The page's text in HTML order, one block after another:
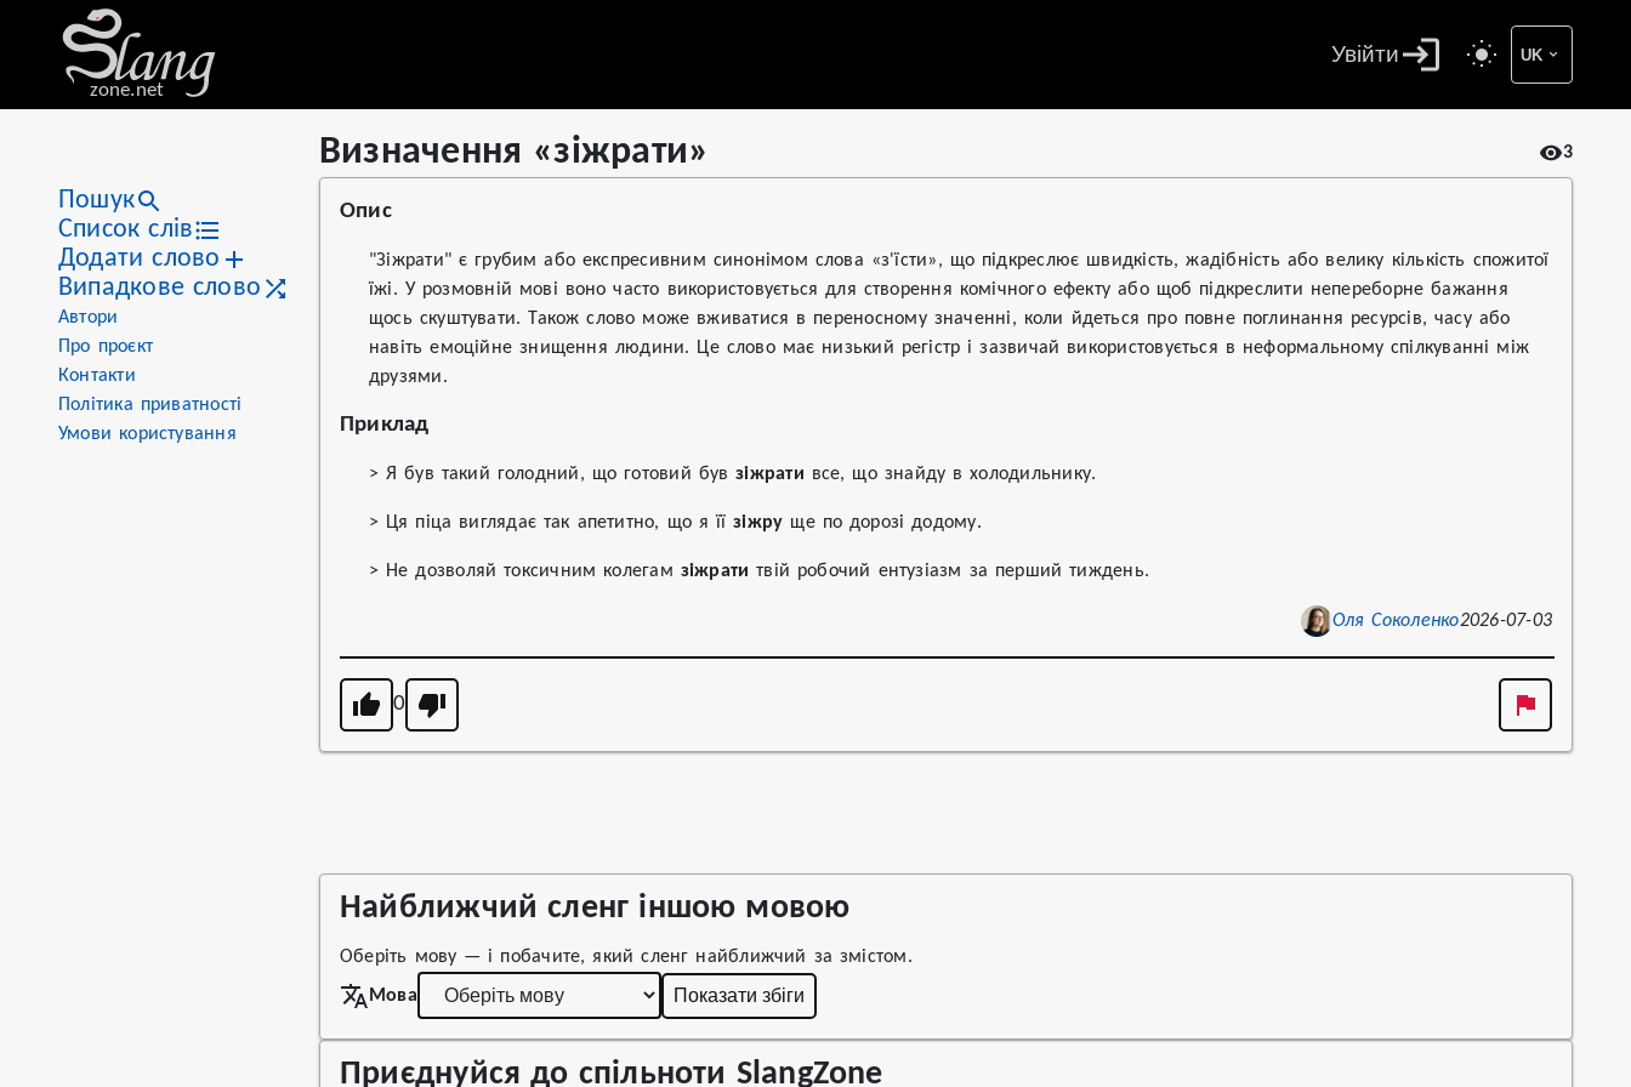
zone.net
Увійти UK
Пошук
Список слів
Додати слово
Випадкове слово
Автори
Про проєкт
Контакти
Політика приватності
Умови користування
Визначення «зіжрати»
3
Визначення «зіжрати»
Stat
Value
Views
3
Definitions
First seen
2026
Опис
"Зіжрати" є грубим або експресивним синонімом слова «з'їсти», що підкреслює швидкість, жадібність або велику кількість спожитої
їжі. У розмовній мові воно часто використовується для створення комічного ефекту або щоб підкреслити непереборне бажання
щось скуштувати. Також слово може вживатися в переносному значенні, коли йдеться про повне поглинання ресурсів, часу або
навіть емоційне знищення людини. Це слово має низький регістр і зазвичай використовується в неформальному спілкуванні між
друзями.
Приклад
> Я був такий голодний, що готовий бувзіжрати все, що знайду в холодильнику.
> Ця піца виглядає так апетитно, що я їїзіжру ще по дорозі додому.
> Не дозволяй токсичним колегам зіжрати твій робочий ентузіазм за перший тиждень.
Оля Соколенко2026-07-03
0
Найближчий сленг іншою мовою
Оберіть мову — і побачите, який сленг найближчий за змістом.
Мова
Показати збіги
Приєднуйся до спільноти SlangZone